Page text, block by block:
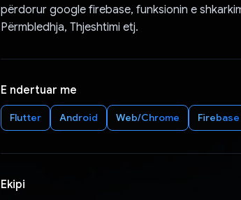
përdorur google firebase, funksionin e
Përmbledhja, Thjeshtimi etj.
E ndertuar me
Flutter Android Web/Chrome Firebase
Ekipi